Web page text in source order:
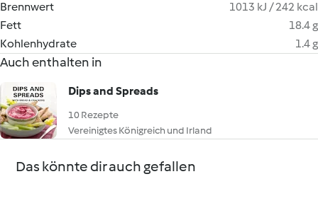
Brennwert
1013 kJ / 242 kcal
Fett
18.4 g
Kohlenhydrate
1.4 g
Auch enthalten in
Dips and Spreads
10 Rezepte
Vereinigtes Königreich und Irland
Das könnte dir auch gefallen